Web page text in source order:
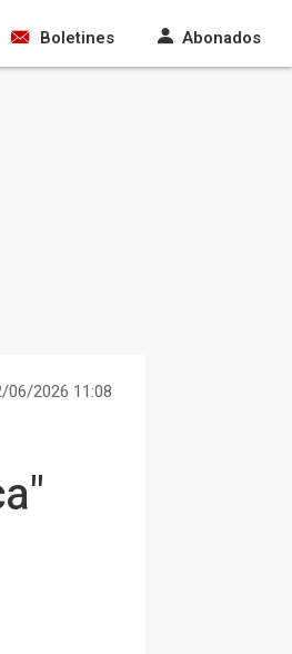
Boletines Abonados
06/2026 11:08